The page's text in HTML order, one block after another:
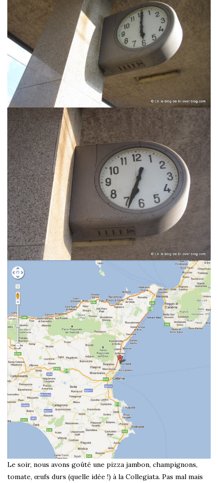
Le soir, nous avons goûté une pizza jambon, champignons,
tomate, œufs durs (quelle idée !) à la Collegiata. Pas mal mais